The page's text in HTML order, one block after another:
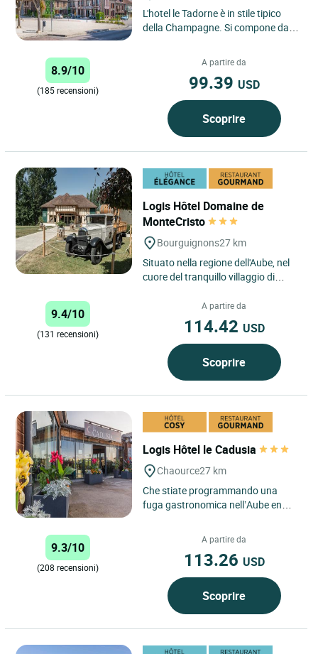
L'hotel le Tadorne è in stile tipico
della Champagne. Si compone da
alcuni aggettanti...
8.9/10
(185 recensioni)
A partire da
99.39 USD
Scoprire
Logis Hôtel Domaine de
MonteCristo
Bourguignons27 km
Situato nella regione dell'Aube, nel
cuore del tranquillo villaggio di
Domaine de Montecristo...
9.4/10
(131 recensioni)
A partire da
114.42 USD
Scoprire
Logis Hôtel le Cadusia
Chaource27 km
Che stiate programmando una
fuga gastronomica nell’Aube en
famiglia alle porte della Borgogna...
9.3/10
(208 recensioni)
A partire da
113.26 USD
Scoprire